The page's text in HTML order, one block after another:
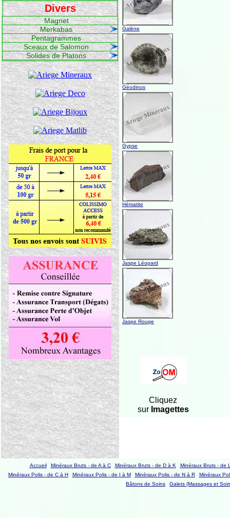
Divers
Magnet
Merkabas
Pentagrammes
Sceaux de Salomon
Solides de Platons
Galène
Géodinos
Gypse
Hématite
Jaspe Léopard
Jaspe Rouge
Cliquez
surImagettes
Accueil Minéraux Bruts - de A à C Minéraux Bruts - de D à K
Minéraux Bruts - de
Minéraux Polis - de C à H
Minéraux Polis - de I à M Minéraux Polis - de N à R
Minéraux
Bâtons de Soins
Galets (Massages et